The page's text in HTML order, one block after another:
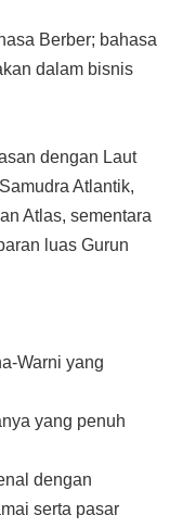
Berber; bahasa
dalam bisnis
dengan Laut
Atlantik,
Atlas, sementara
luas Gurun
Warni yang
yang penuh
dengan
serta pasar